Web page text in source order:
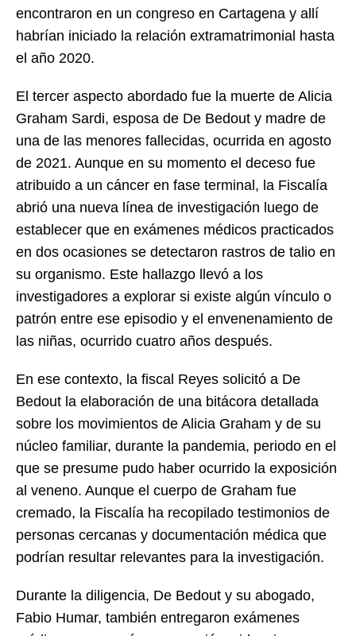
encontraron en un congreso en Cartagena y allí
habrían iniciado la relación extramatrimonial hasta
el año 2020.
El tercer aspecto abordado fue la muerte de Alicia
Graham Sardi, esposa de De Bedout y madre de
una de las menores fallecidas, ocurrida en agosto
de 2021. Aunque en su momento el deceso fue
atribuido a un cáncer en fase terminal, la Fiscalía
abrió una nueva línea de investigación luego de
establecer que en exámenes médicos practicados
en dos ocasiones se detectaron rastros de talio en
su organismo. Este hallazgo llevó a los
investigadores a explorar si existe algún vínculo o
patrón entre ese episodio y el envenenamiento de
las niñas, ocurrido cuatro años después.
En ese contexto, la fiscal Reyes solicitó a De
Bedout la elaboración de una bitácora detallada
sobre los movimientos de Alicia Graham y de su
núcleo familiar, durante la pandemia, periodo en el
que se presume pudo haber ocurrido la exposición
al veneno. Aunque el cuerpo de Graham fue
cremado, la Fiscalía ha recopilado testimonios de
personas cercanas y documentación médica que
podrían resultar relevantes para la investigación.
Durante la diligencia, De Bedout y su abogado,
Fabio Humar, también entregaron exámenes